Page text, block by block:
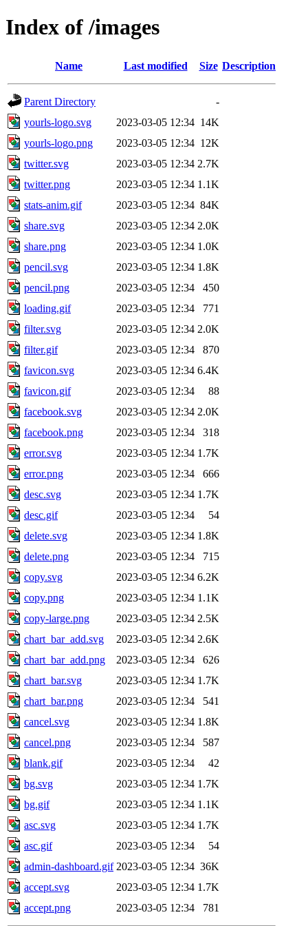
Index of /images
Name Last modified Size Description
Parent Directory
-
yourls-logo.svg
2023-03-05 12:34 14K
yourls-logo.png
2023-03-05 12:34 12K
twitter.svg
2023-03-05 12:34 2.7K
twitter.png
2023-03-05 12:34 1.1K
stats-anim.gif
2023-03-05 12:34 84K
share.svg
2023-03-05 12:34 2.0K
share.png
2023-03-05 12:34 1.0K
pencil.svg
2023-03-05 12:34 1.8K
pencil.png
2023-03-05 12:34
450
loading.gif
2023-03-05 12:34
771
filter.svg
2023-03-05 12:34 2.0K
filter.gif
2023-03-05 12:34
870
favicon.svg
2023-03-05 12:34 6.4K
favicon.gif
2023-03-05 12:34
88
facebook.svg
2023-03-05 12:34 2.0K
facebook.png
2023-03-05 12:34
318
error.svg
2023-03-05 12:34 1.7K
error.png
2023-03-05 12:34
666
desc.svg
2023-03-05 12:34 1.7K
desc.gif
2023-03-05 12:34
54
delete.svg
2023-03-05 12:34 1.8K
delete.png
2023-03-05 12:34
715
copy.svg
2023-03-05 12:34 6.2K
copy.png
2023-03-05 12:34 1.1K
copy-large.png
2023-03-05 12:34 2.5K
chart_bar_add.svg
2023-03-05 12:34 2.6K
chart_bar_add.png
2023-03-05 12:34
626
chart_bar.svg
2023-03-05 12:34 1.7K
chart_bar.png
2023-03-05 12:34
541
cancel.svg
2023-03-05 12:34 1.8K
cancel.png
2023-03-05 12:34
587
blank.gif
2023-03-05 12:34
42
bg.svg
2023-03-05 12:34 1.7K
bg.gif
2023-03-05 12:34 1.1K
asc.svg
2023-03-05 12:34 1.7K
asc.gif
2023-03-05 12:34
54
admin-dashboard.gif 2023-03-05 12:34 36K
accept.svg
2023-03-05 12:34 1.7K
accept.png
2023-03-05 12:34 781